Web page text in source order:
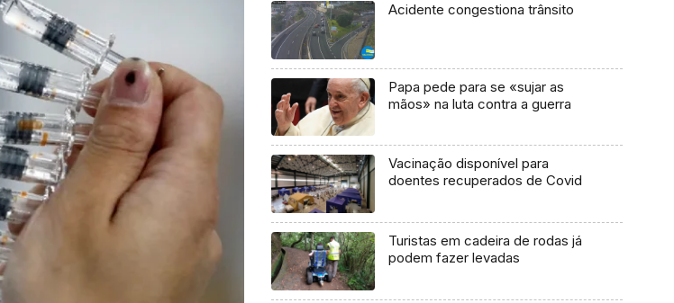
Acidente congestiona trânsito
Papa pede para se «sujar as
mãos» na luta contra a guerra
Vacinação disponível para
doentes recuperados de Covid
Turistas em cadeira de rodas já
podem fazer levadas